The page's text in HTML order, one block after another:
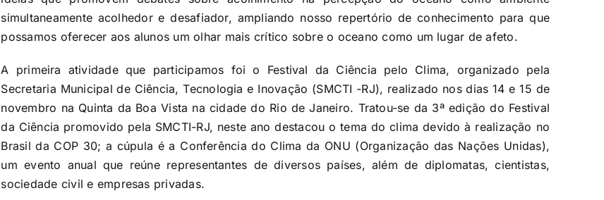
simultaneamente acolhedor e desafiador, ampliando nosso repertório de conhecimento para que
possamos oferecer aos alunos um olhar mais crítico sobre o oceano como um lugar de afeto.
A primeira atividade que participamos foi o Festival da Ciência pelo Clima, organizado pela
Secretaria Municipal de Ciência, Tecnologia e Inovação (SMCTI -RJ), realizado nos dias 14 e 15 de
novembro na Quinta da Boa Vista na cidade do Rio de Janeiro. Tratou-se da 3ª edição do Festival
da Ciência promovido pela SMCTI-RJ, neste ano destacou o tema do clima devido à realização no
Brasil da COP 30; a cúpula é a Conferência do Clima da ONU (Organização das Nações Unidas),
um evento anual que reúne representantes de diversos países, além de diplomatas, cientistas,
sociedade civil e empresas privadas.